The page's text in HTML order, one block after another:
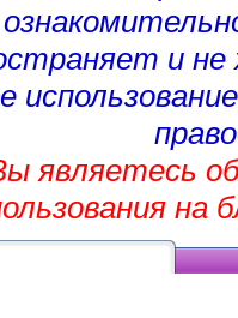
и
являетесь
на